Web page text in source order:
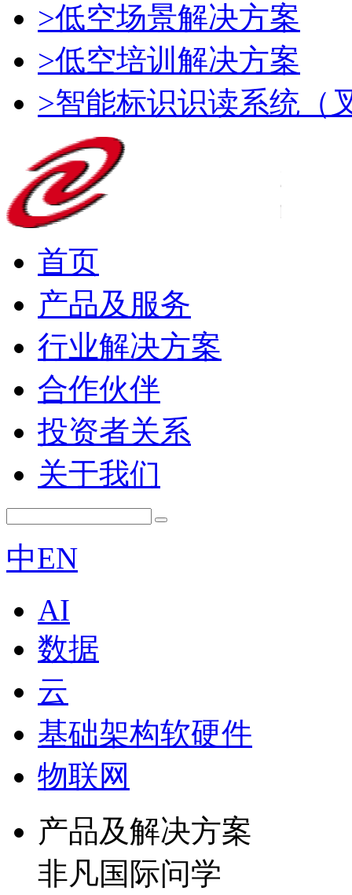
>低空场景解决方案
>低空培训解决方案
>智能标识识读系统（
首页
产品及服务
行业解决方案
合作伙伴
投资者关系
关于我们
中EN
AI
数据
云
基础架构软硬件
物联网
产品及解决方案
非凡国际问学